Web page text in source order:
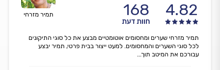
תמיר מזרחי 4.82
168
חוות דעת
תמיר מזרחי שערים ומחסומים אוטומטיים מבצע את כל סוגי התיקונים
לכל סוגי השערים והמחסומים. למעט ייצור בבית פרטי, תמיר יבצע
עבורכם את המיטב תוך...